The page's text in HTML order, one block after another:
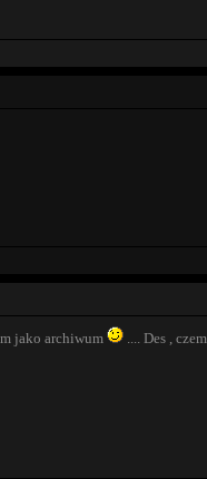
jako archiwum
.... Des ,